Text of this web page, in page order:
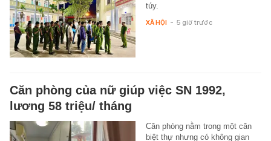
túy.
XÃ HỘI - 5 giờ trước
Căn phòng của nữ giúp việc SN 1992,
lương 58 triệu/ tháng
Căn phòng nằm trong một căn
biệt thự nhưng có không gian